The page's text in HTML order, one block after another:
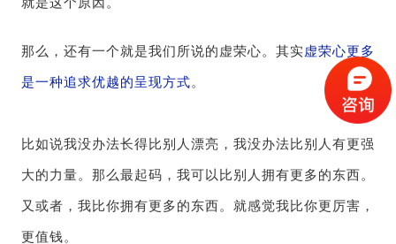
那么，还有一个就是我们所说的虚荣心。其实虚荣心更多
是一种追求优越的呈现方式。
比如说我没办法长得比别人漂亮，我没办法比别人有更强
大的力量。那么最起码，我可以比别人拥有更多的东西。
又或者，我比你拥有更多的东西。就感觉我比你更厉害，
更值钱。